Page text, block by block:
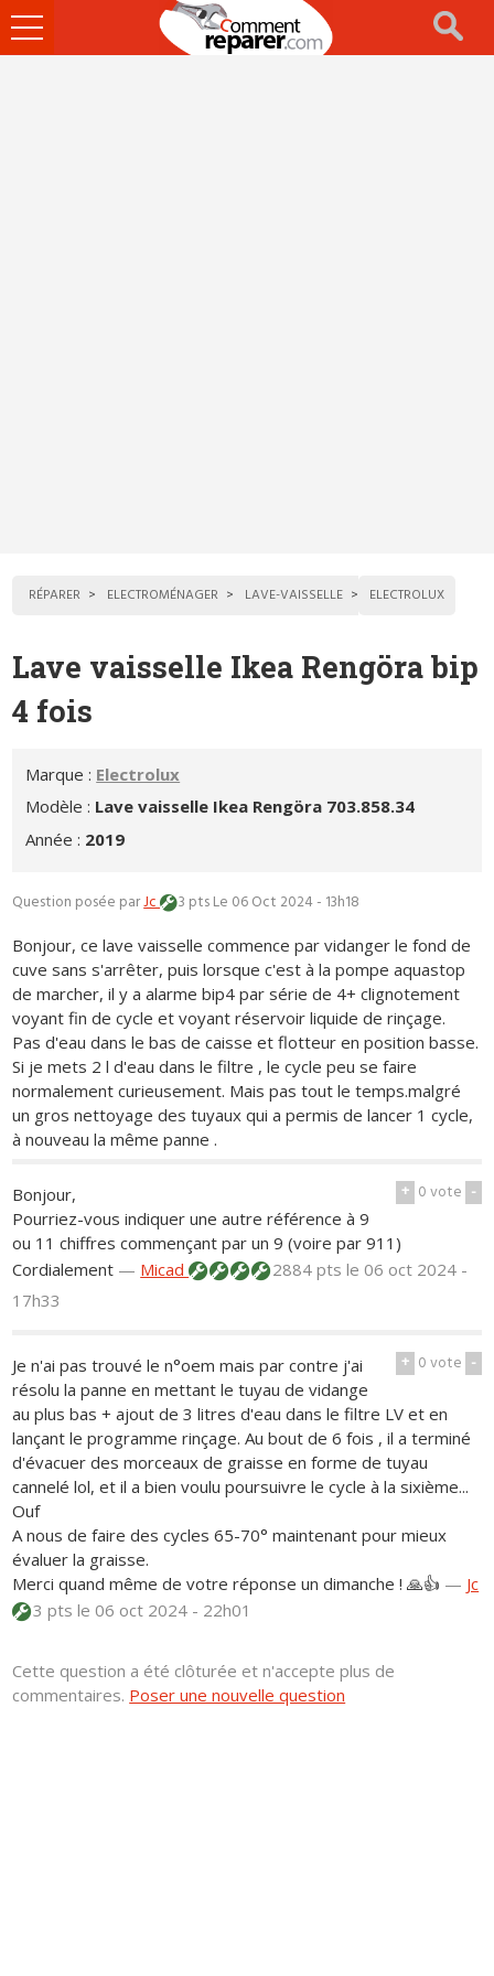
Ouvrir
le
RÉPARER ELECTROMÉNAGER LAVE-VAISSELLE ELECTROLUX
Lave vaisselle Ikea Rengöra bip
4 fois
Marque : Electrolux
Modèle : Lave vaisselle Ikea Rengöra 703.858.34
Année : 2019
Question posée parJc 3 ptsLe 06 Oct 2024 - 13h18
Bonjour, ce lave vaisselle commence par vidanger le fond de
cuve sans s'arrêter, puis lorsque c'est à la pompe aquastop
de marcher, il y a alarme bip4 par série de 4+ clignotement
voyant fin de cycle et voyant réservoir liquide de rinçage.
Pas d'eau dans le bas de caisse et flotteur en position basse.
Si je mets 2 l d'eau dans le filtre , le cycle peu se faire
normalement curieusement. Mais pas tout le temps.malgré
un gros nettoyage des tuyaux qui a permis de lancer 1 cycle,
à nouveau la même panne .
+ 0vote -
Bonjour,
Pourriez-vous indiquer une autre référence à 9
ou 11 chiffres commençant par un 9 (voire par 911)
Cordialement — Micad 2884 ptsle 06 oct 2024 -
17h33
+ 0vote -
Je n'ai pas trouvé le n°oem mais par contre j'ai
résolu la panne en mettant le tuyau de vidange
au plus bas + ajout de 3 litres d'eau dans le filtre LV et en
lançant le programme rinçage. Au bout de 6 fois , il a terminé
d'évacuer des morceaux de graisse en forme de tuyau
cannelé lol, et il a bien voulu poursuivre le cycle à la sixième...
Ouf
A nous de faire des cycles 65-70° maintenant pour mieux
évaluer la graisse.
Merci quand même de votre réponse un dimanche ! 🙏👍 — Jc
3 ptsle 06 oct 2024 - 22h01
Cette question a été clôturée et n'accepte plus de
commentaires. Poser une nouvelle question